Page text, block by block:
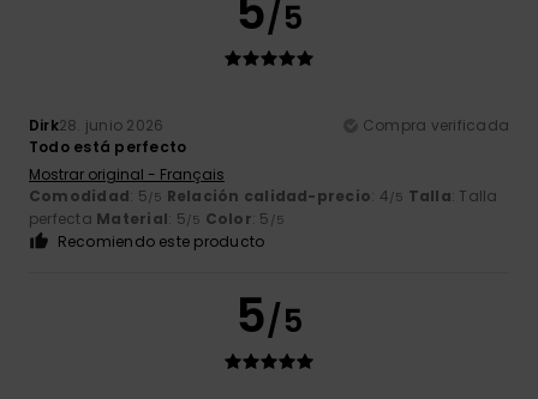
/5
Dirk28. junio 2026
Compra verificada
Todo está perfecto
Mostrar original - Français
Comodidad: 5/5 Relación calidad-precio: 4/5 Talla: Talla
perfecta Material: 5/5 Color: 5 /5
Recomiendo este producto
5/5